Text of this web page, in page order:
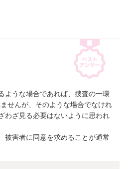
ような場合であれば、捜査の一環
せんが、そのような場合でなけれ
わざ見る必要はないように思われ
害者に同意を求めることが通常